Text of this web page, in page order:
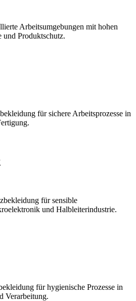
Arbeitsumgebungen mit hohen
Produktschutz.
für sichere Arbeitsprozesse in
für sensible
und Halbleiterindustrie.
für hygienische Prozesse in
Verarbeitung.